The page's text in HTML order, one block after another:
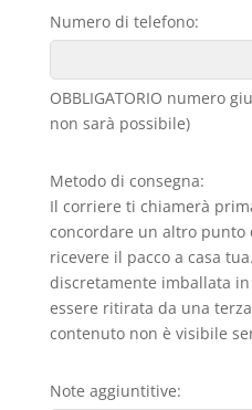
Numero di telefono:
OBBLIGATORIO numero
non sarà possibile)
Metodo di consegna:
Il corriere ti chiamerà
concordare un altro
ricevere il pacco a casa
discretamente imballata
essere ritirata da una
contenuto non è visibile
Note aggiuntitive: